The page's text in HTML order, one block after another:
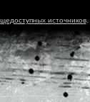
источников.